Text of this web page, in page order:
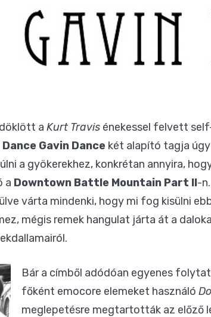
a Kurt Travis énekessel felvett
Dance Gavin Dance két alapító tagja
a gyökerekhez, konkrétan annyira,
a Downtown Battle Mountain Part II-
várta mindenki, hogy mi fog kisülni
mégis remek hangulat járta át a
Bár a címből adódóan egyenes
főként emocore elemeket használó
meglepetésre megtartották az előző